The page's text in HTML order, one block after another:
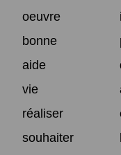
oeuvre
bonne
aide
vie
réaliser
souhaiter